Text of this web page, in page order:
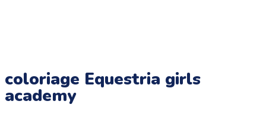
coloriage Equestria girls
academy